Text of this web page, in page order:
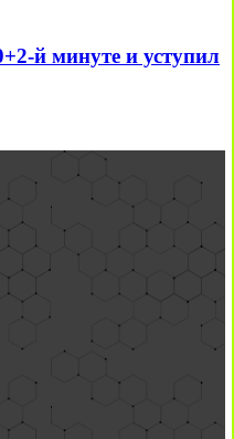
й минуте и уступил